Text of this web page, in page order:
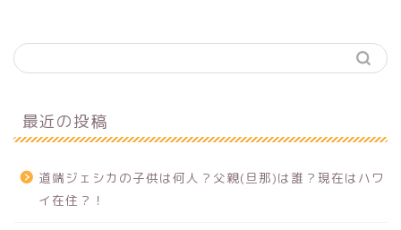
最近の投稿
道端ジェシカの子供は何人？父親(旦那)は誰？現在はハワ
イ在住？！